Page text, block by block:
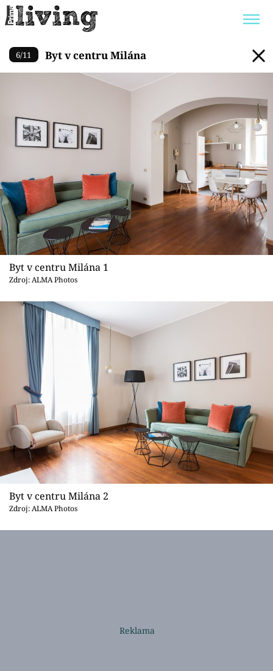
Trendy: JAK UŠETŘIT
POKOJOVÉ KVĚTINY
BYDLENÍ SLAVNÝCH
Témata
Bydlení
Zahrada
Design
Sledujte prima+
Přihlášení
Sledujte nás
Byt v centru Milána
6/11 Byt v centru Milána
Byt v centru Milána 1
Zdroj: ALMA Photos
Byt v centru Milána 2
Zdroj: ALMA Photos